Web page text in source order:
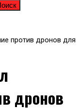
против дронов для
дронов